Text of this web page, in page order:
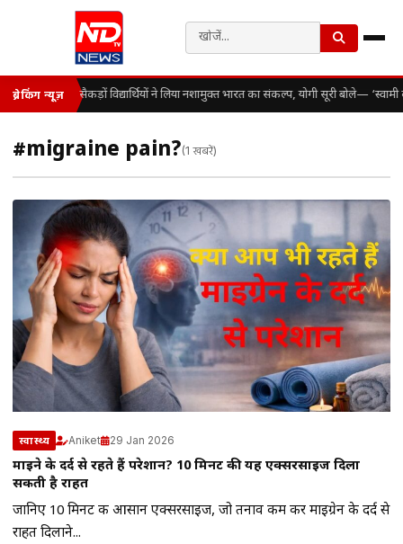
ब्रेकिंग न्यूज़ सैकड़ों विद्यार्थियों ने लिया नशामुक्त भारत का संकल्प, योगी सूरी बोले—
#migraine pain?(1 खबरें)
स्वास्थ्य Aniket 29 Jan 2026
माइग्रेन के दर्द से रहते हैं परेशान? 10 मिनट की यह एक्सरसाइज दिला
सकती है राहत
जानिए 10 मिनट की आसान एक्सरसाइज, जो तनाव कम कर माइग्रेन के दर्द से
राहत दिलाने...